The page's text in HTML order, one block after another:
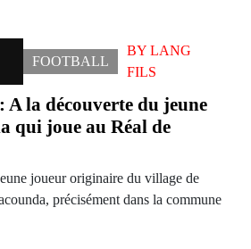
FOOTBALL
BYLANG
FILS
la découverte du jeune
qui joue au Réal de
joueur originaire du village de
précisément dans la commune